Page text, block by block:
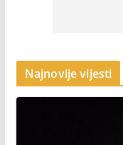
Najnovije vijesti